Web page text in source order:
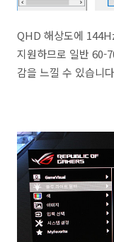
QHD 해상도에
지원하므로 일반 60-
감을 느낄 수 있습니